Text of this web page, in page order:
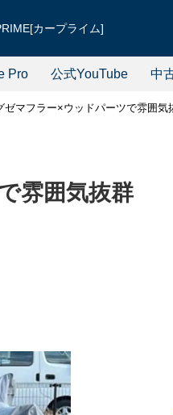
カープライム]
Pro 公式YouTube 中
マフラー×ウッドパーツで雰囲気
雰囲気抜群